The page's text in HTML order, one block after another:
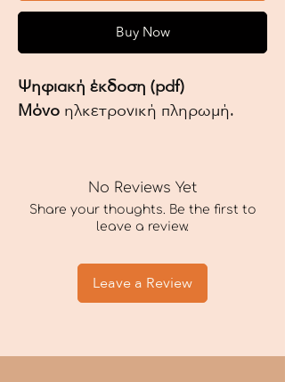
Buy Now
Ψηφιακή έκδοση (pdf)
Μόνο ηλκετρονική πληρωμή.
No Reviews Yet
Share your thoughts. Be the first to
leave a review.
Leave a Review